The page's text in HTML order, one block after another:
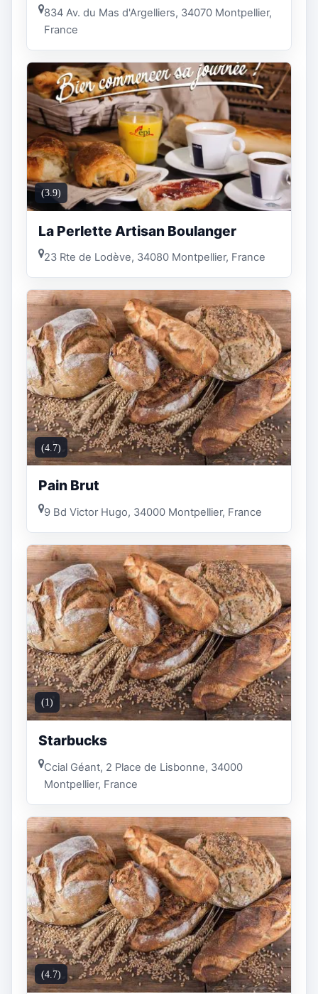
834 Av. du Mas d'Argelliers, 34070 Montpellier,
France
(3.9)
La Perlette Artisan Boulanger
23 Rte de Lodève, 34080 Montpellier, France
(4.7)
Pain Brut
9 Bd Victor Hugo, 34000 Montpellier, France
(1)
Starbucks
Ccial Géant, 2 Place de Lisbonne, 34000
Montpellier, France
(4.7)